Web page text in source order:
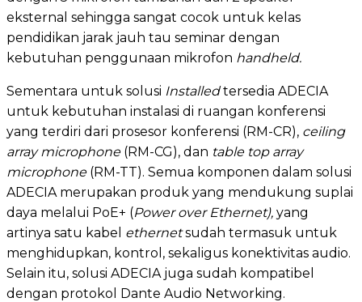
eksternal sehingga sangat cocok untuk kelas
pendidikan jarak jauh tau seminar dengan
kebutuhan penggunaan mikrofon handheld.
Sementara untuk solusi Installedtersedia ADECIA
untuk kebutuhan instalasi di ruangan konferensi
yang terdiri dari prosesor konferensi (RM-CR), ceiling
array microphone (RM-CG), dan table top array
microphone (RM-TT). Semua komponen dalam solusi
ADECIA merupakan produk yang mendukung suplai
daya melalui PoE+ (Power over Ethernet), yang
artinya satu kabel ethernetsudah termasuk untuk
menghidupkan, kontrol, sekaligus konektivitas audio.
Selain itu, solusi ADECIA juga sudah kompatibel
dengan protokol Dante Audio Networking.